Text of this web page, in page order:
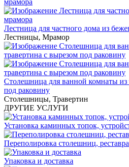
Лестница для частного дома из
Лестницы, Мрамор
Столешница для ванной комнаты из
под раковину
Столешницы, Травертин
ДРУГИЕ УСЛУГИ
Установка каминных топок,
Переполировка столешниц,
Упаковка и доставка